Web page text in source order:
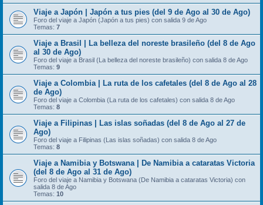
Viaje a Japón | Japón a tus pies (del 9 de Ago al 30 de Ago)
Foro del viaje a Japón (Japón a tus pies) con salida 9 de Ago
Temas: 7
Viaje a Brasil | La belleza del noreste brasileño (del 8 de Ago
al 30 de Ago)
Foro del viaje a Brasil (La belleza del noreste brasileño) con salida 8 de Ago
Temas: 9
Viaje a Colombia | La ruta de los cafetales (del 8 de Ago al 28
de Ago)
Foro del viaje a Colombia (La ruta de los cafetales) con salida 8 de Ago
Temas: 8
Viaje a Filipinas | Las islas soñadas (del 8 de Ago al 27 de
Ago)
Foro del viaje a Filipinas (Las islas soñadas) con salida 8 de Ago
Temas: 8
Viaje a Namibia y Botswana | De Namibia a cataratas Victoria
(del 8 de Ago al 31 de Ago)
Foro del viaje a Namibia y Botswana (De Namibia a cataratas Victoria) con
salida 8 de Ago
Temas: 10